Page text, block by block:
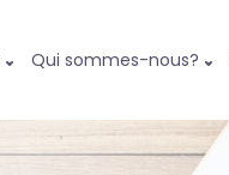
Qui sommes-nous?